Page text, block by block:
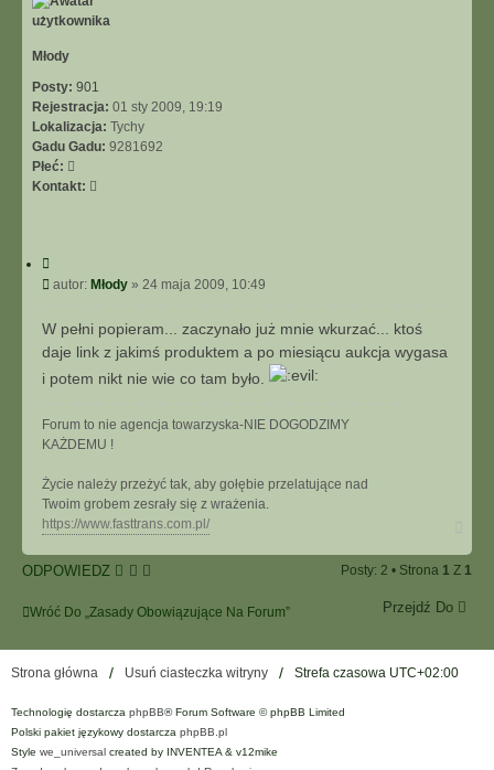
Młody
Posty: 901
Rejestracja: 01 sty 2009, 19:19
Lokalizacja: Tychy
Gadu Gadu: 9281692
Płeć:
Kontakt:
a
t
s
ę
z
ł
o
d
y
j
P
s
autor: Młody » 24 maja 2009, 10:49
W pełni popieram... zaczynało już mnie wkurzać... ktoś
daje link z jakimś produktem a po miesiącu aukcja wygasa
i potem nikt nie wie co tam było.
Forum to nie agencja towarzyska-NIE DOGODZIMY
KAŻDEMU !
Życie należy przeżyć tak, aby gołębie przelatujące nad
Twoim grobem zesrały się z wrażenia.
https://www.fasttrans.com.pl/
g
ó
ę
ODPOWIEDZ Posty: 2 • Strona 1 Z 1
Wróć Do „Zasady Obowiązujące Na Forum” Przejdź Do
Strona główna Usuń ciasteczka witryny Strefa czasowa UTC+02:00
Technologię dostarcza phpBB® Forum Software © phpBB Limited
Polski pakiet językowy dostarcza phpBB.pl
Style we_universal created by INVENTEA & v12mike